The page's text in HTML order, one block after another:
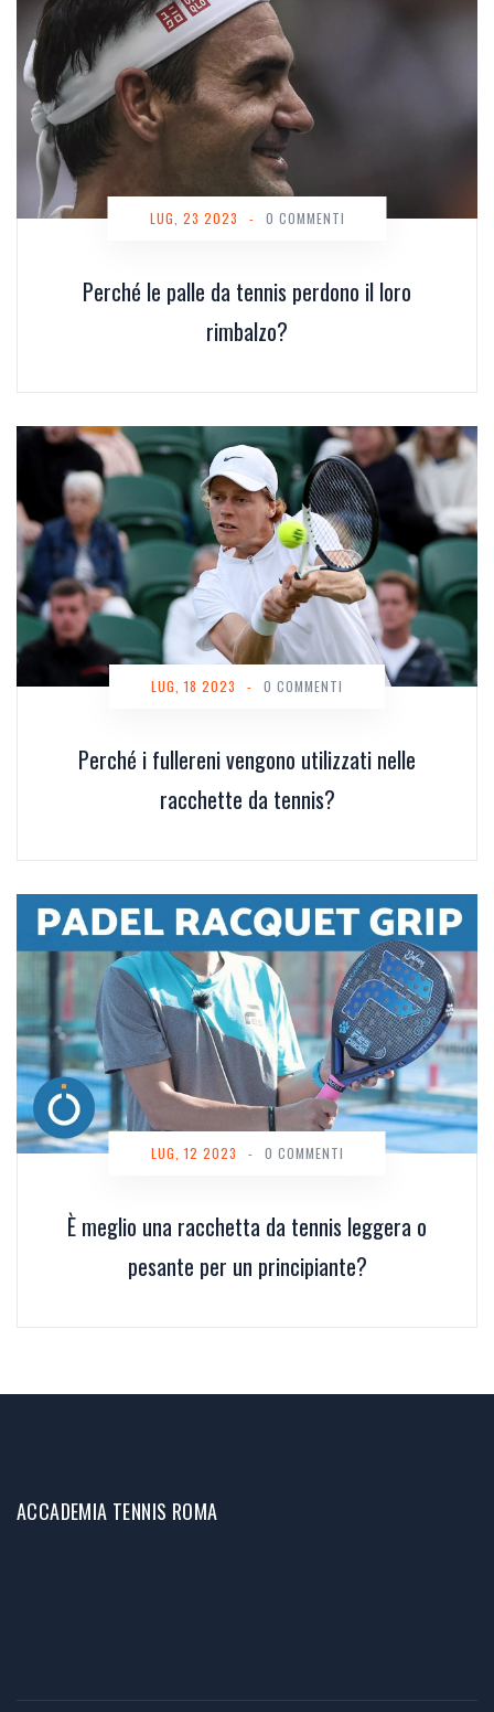
Perché le palle da tennis perdono il loro
rimbalzo?
LUG, 23 2023 - 0 COMMENTI
Perché i fullereni vengono utilizzati nelle
racchette da tennis?
LUG, 18 2023 - 0 COMMENTI
È meglio una racchetta da tennis leggera o
pesante per un principiante?
LUG, 12 2023 - 0 COMMENTI
ACCADEMIA TENNIS ROMA